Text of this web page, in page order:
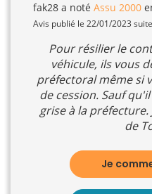
fak28 a noté Assu 2000
Avis publié le 22/01/2023
Pour résilier le
véhicule, ils vous
préfectoral même si
de cession. Sauf
grise à la préfecture.
de
Je